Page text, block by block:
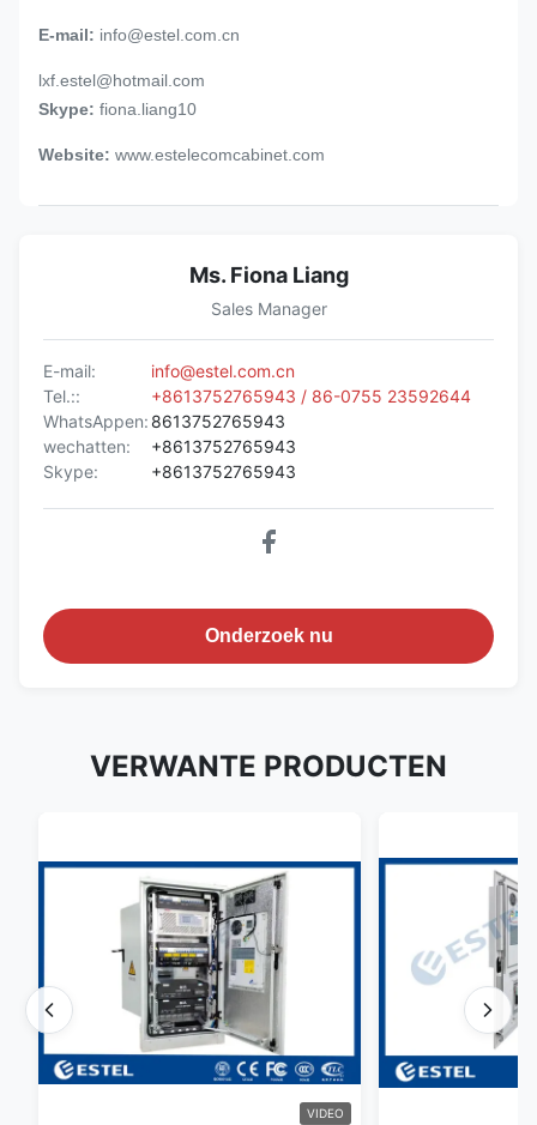
E-mail: info@estel.com.cn
lxf.estel@hotmail.com
Skype: fiona.liang10
Website: www.estelecomcabinet.com
Ms. Fiona Liang
Sales Manager
E-mail:
info@estel.com.cn
Tel.::
+8613752765943 / 86-0755 23592644
WhatsAppen: 8613752765943
wechatten:
+8613752765943
Skype:
+8613752765943
Onderzoek nu
VERWANTE PRODUCTEN
VIDEO